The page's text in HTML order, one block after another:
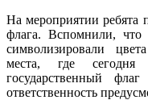
На мероприятии ребята
флага. Вспомнили, что
символизировали
места, где сегодня
государственный
ответственность